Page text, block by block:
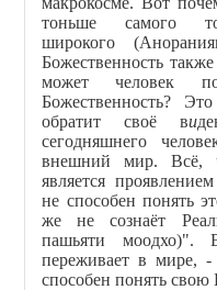
тоньше самого
широкого
Божественность
может человек
Божественность?
обратит своё ви
сегодняшнего
внешний мир. Всё,
является
не способен понять
же не сознаёт
пашьяти моодхо)".
переживает в мире,
способен понять